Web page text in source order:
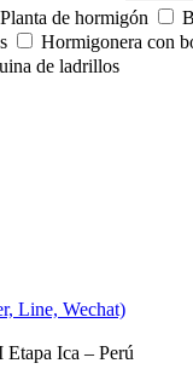
Planta de hormigón
Hormigonera con
de ladrillos
Line, Wechat)
Ica – Perú